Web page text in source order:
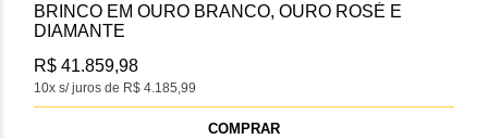
BRINCO EM OURO BRANCO, OURO ROSÉ E
DIAMANTE
10x s/ juros de R$ 4.185,99
R$ 41.859,98
COMPRAR